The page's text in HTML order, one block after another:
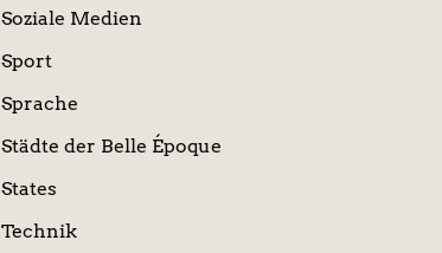
Soziale Medien
Sport
Sprache
Städte der Belle Époque
States
Technik